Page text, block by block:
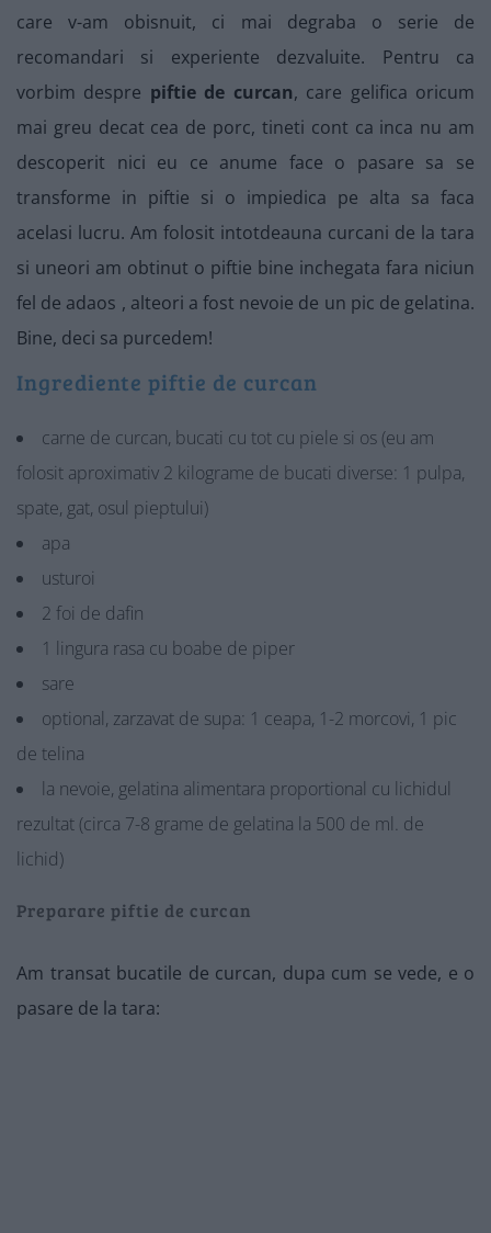
care v-am obisnuit, ci mai degraba o serie de
recomandari si experiente dezvaluite. Pentru ca
vorbim despre piftie de curcan, care gelifica oricum
mai greu decat cea de porc, tineti cont ca inca nu am
descoperit nici eu ce anume face o pasare sa se
transforme in piftie si o impiedica pe alta sa faca
acelasi lucru. Am folosit intotdeauna curcani de la tara
si uneori am obtinut o piftie bine inchegata fara niciun
fel de adaos , alteori a fost nevoie de un pic de gelatina.
Bine, deci sa purcedem!
Ingrediente piftie de curcan
carne de curcan, bucati cu tot cu piele si os (eu am
folosit aproximativ 2 kilograme de bucati diverse: 1 pulpa,
spate, gat, osul pieptului)
apa
usturoi
2 foi de dafin
1 lingura rasa cu boabe de piper
sare
optional, zarzavat de supa: 1 ceapa, 1-2 morcovi, 1 pic
de telina
la nevoie, gelatina alimentara proportional cu lichidul
rezultat (circa 7-8 grame de gelatina la 500 de ml. de
lichid)
Preparare piftie de curcan
Am transat bucatile de curcan, dupa cum se vede, e o
pasare de la tara: